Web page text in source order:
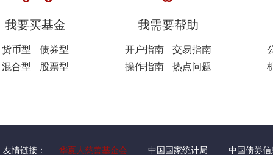
我要买基金
货币型
债券型
混合型
股票型
我需要帮助
开户指南
交易指南
操作指南
热点问题
友情链接： 华夏人慈善基金会 中国国家统计局 中国债券信